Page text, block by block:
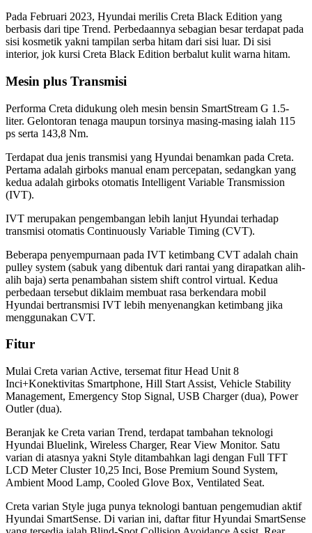
Pada Februari 2023, Hyundai merilis Creta Black Edition yang
berbasis dari tipe Trend. Perbedaannya sebagian besar terdapat pada
sisi kosmetik yakni tampilan serba hitam dari sisi luar. Di sisi
interior, jok kursi Creta Black Edition berbalut kulit warna hitam.
Mesin plus Transmisi
Performa Creta didukung oleh mesin bensin SmartStream G 1.5-
liter. Gelontoran tenaga maupun torsinya masing-masing ialah 115
ps serta 143,8 Nm.
Terdapat dua jenis transmisi yang Hyundai benamkan pada Creta.
Pertama adalah girboks manual enam percepatan, sedangkan yang
kedua adalah girboks otomatis Intelligent Variable Transmission
(IVT).
IVT merupakan pengembangan lebih lanjut Hyundai terhadap
transmisi otomatis Continuously Variable Timing (CVT).
Beberapa penyempurnaan pada IVT ketimbang CVT adalah chain
pulley system (sabuk yang dibentuk dari rantai yang dirapatkan alih-
alih baja) serta penambahan sistem shift control virtual. Kedua
perbedaan tersebut diklaim membuat rasa berkendara mobil
Hyundai bertransmisi IVT lebih menyenangkan ketimbang jika
menggunakan CVT.
Fitur
Mulai Creta varian Active, tersemat fitur Head Unit 8
Inci+Konektivitas Smartphone, Hill Start Assist, Vehicle Stability
Management, Emergency Stop Signal, USB Charger (dua), Power
Outler (dua).
Beranjak ke Creta varian Trend, terdapat tambahan teknologi
Hyundai Bluelink, Wireless Charger, Rear View Monitor. Satu
varian di atasnya yakni Style ditambahkan lagi dengan Full TFT
LCD Meter Cluster 10,25 Inci, Bose Premium Sound System,
Ambient Mood Lamp, Cooled Glove Box, Ventilated Seat.
Creta varian Style juga punya teknologi bantuan pengemudian aktif
Hyundai SmartSense. Di varian ini, daftar fitur Hyundai SmartSense